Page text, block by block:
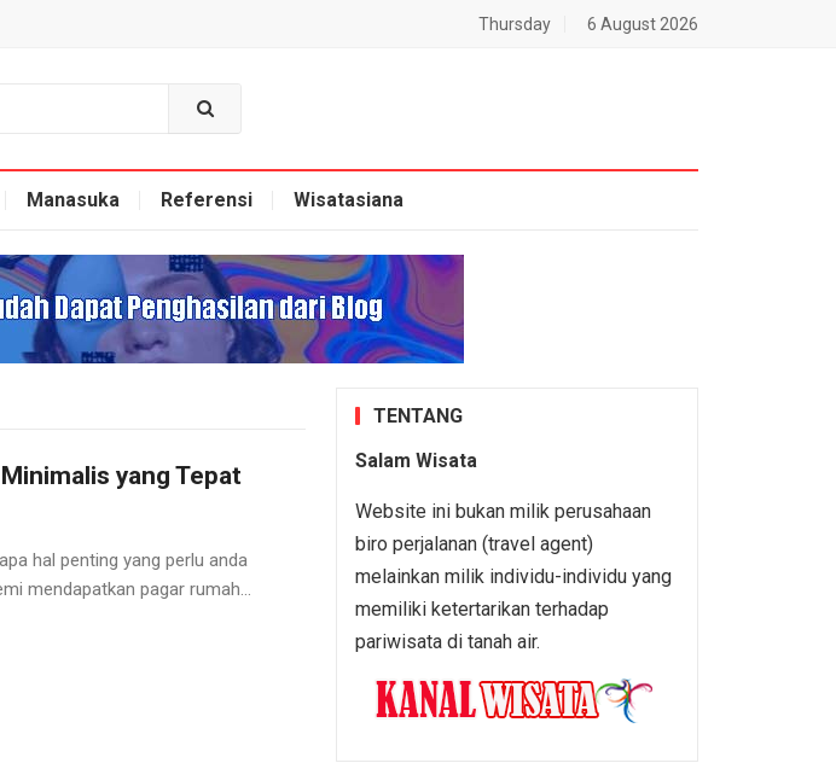
Thursday 6 August 2026
Manasuka Referensi Wisatasiana
yang Tepat
hal penting yang perlu anda
mendapatkan pagar rumah...
TENTANG
Salam Wisata
Website ini bukan milik perusahaan
biro perjalanan (travel agent)
melainkan milik individu-individu yang
memiliki ketertarikan terhadap
pariwisata di tanah air.